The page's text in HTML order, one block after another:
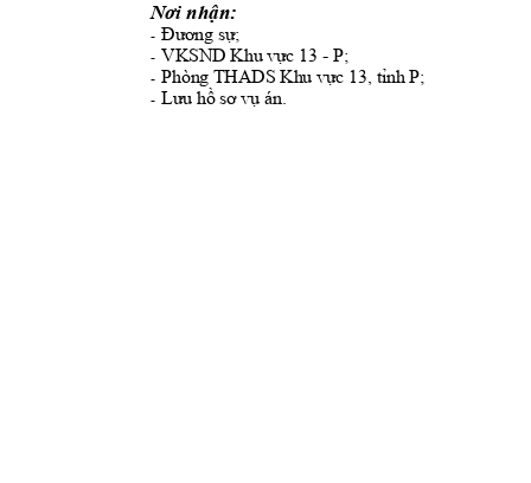
Nơi nhận:
- Đương sự;
- VKSND Khu vực 13 - P;
- Phòng THADS Khu vực 13, tỉnh P;
- Lưu hồ sơ vụ án.